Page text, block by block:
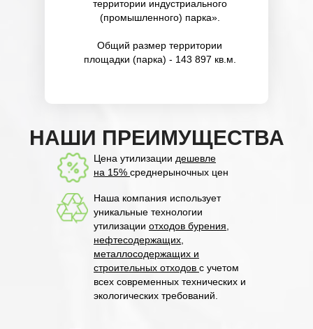
Цена утилизации дешевле
на 15% среднерыночных цен
НАШИ ПРЕИМУЩЕСТВА
территории индустриального
(промышленного) парка».
Общий размер территории
площадки (парка) - 143 897 кв.м.
Наша компания использует
уникальные технологии
утилизации отходов бурения,
нефтесодержащих,
металлосодержащих и
строительных отходов с учетом
всех современных технических и
экологических требований.